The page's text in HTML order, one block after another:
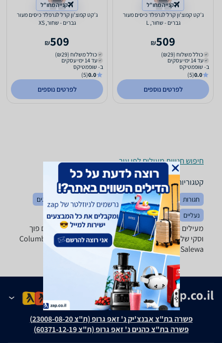
קנייה מחו"ל
ג'קט קפוצ'ון קרל לגרפלד כיסים מעור
גברים - שחור, L
509
₪
כולל משלוח (₪29)
עד 14 ימי עסקים
ב- שופמטיקס
0.0
(5)
לפרטים נוספים
קנייה מחו"ל
ג'קט קפוצ'ון קרל לגרפלד כיסים מעור
גברים - שחור, XS
509
₪
כולל משלוח (₪29)
עד 14 ימי עסקים
ב- שופמטיקס
0.0
(5)
לפרטים נוספים
חיפוש חנויות מעילים לפי עיר
קטגוריות משלימות
חגורות הלבשה כללי כובעים מכנסיים
חולצות וסריגים
נעליים
בגדי ספורט
מעילים - ‏גברים ‏עור מבחר ענק של מעילי פליז, רוח, גשם פוך
וסקי של טובי המותגים: Columbia, Marmot, The North Face,
Salewa ואחרים.
פשרה בת"צ אבנצ'יק נ' זאפ גרופ (ת"צ 23008-08-20)
פשרה בת"צ כהנים נ' זאפ גרופ (ת"צ 60371-12-19)